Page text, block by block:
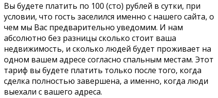
Вы будете платить по 100 (сто) рублей в сутки, при
условии, что гость заселился именно с нашего сайта, о
чем мы Вас предварительно уведомим. И нам
абсолютно без разницы сколько стоит ваша
недвижимость, и сколько людей будет проживает на
одном вашем адресе согласно спальным местам. Этот
тариф вы будете платить только после того, когда
сделка полностью завершена, а именно, когда люди
выехали с вашего адреса.